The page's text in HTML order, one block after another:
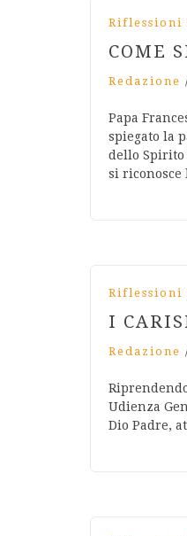
Riflessioni
COME
Redazione
Papa
spiegato la
dello Spirito
si riconosce
Riflessioni
I
Redazione
Udienza
Dio Padre,